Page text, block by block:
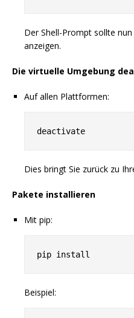
Der Shell-Prompt sollte
anzeigen.
Die virtuelle Umgebung
Auf allen Plattformen:
Dies bringt Sie zurück zu
Pakete installieren
Mit pip:
Beispiel: